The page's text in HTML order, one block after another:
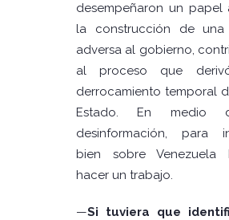
desempeñaron un papel
la construcción de una
adversa al gobierno,
al proceso que
derrocamiento temporal
Estado. En medio
desinformación, para
bien sobre Venezuela
hacer un trabajo.
—Si tuviera que